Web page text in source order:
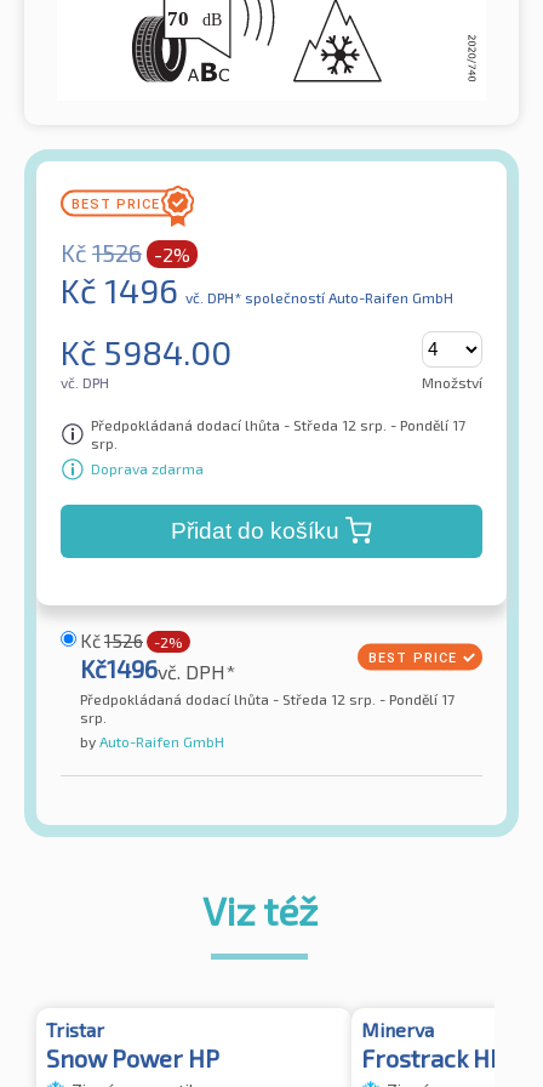
Kč 1526 -2%
Kč 1496 vč. DPH* společností Auto-Raifen GmbH
Kč 5984.00
vč. DPH Množství
Předpokládaná dodací lhůta - Středa 12 srp. - Pondělí 17
srp.
Doprava zdarma
Přidat do košíku
Kč1526 -2%
Kč1496vč. DPH*
Předpokládaná dodací lhůta - Středa 12 srp. - Pondělí 17
srp.
by Auto-Raifen GmbH
Viz též
Tristar
Snow Power HP
Minerva
Frostrack HP